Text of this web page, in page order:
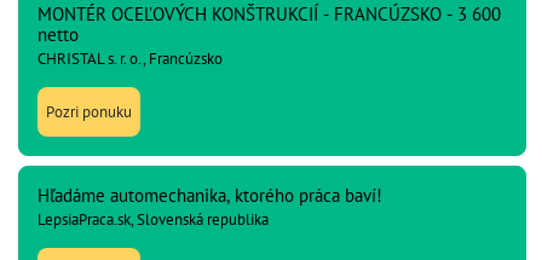
MONTÉR OCEĽOVÝCH KONŠTRUKCIÍ - FRANCÚZSKO - 3 600
netto
CHRISTAL s. r. o., Francúzsko
Pozri ponuku
Hľadáme automechanika, ktorého práca baví!
LepsiaPraca.sk, Slovenská republika